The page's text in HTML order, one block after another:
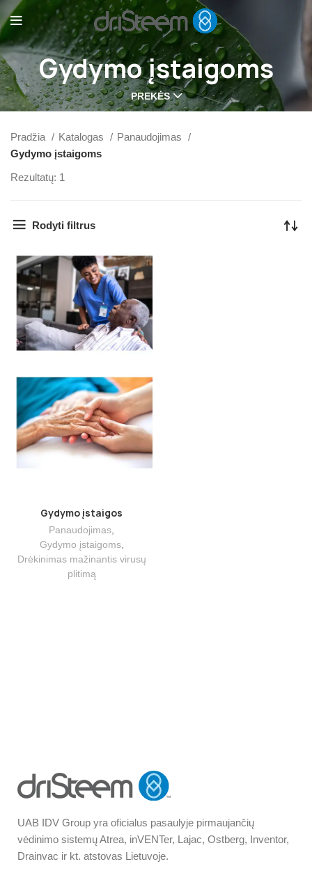
Gydymo įstaigoms
PREKĖS
Pradžia Katalogas
Panaudojimas
Gydymo įstaigoms
Rezultatų: 1
Rodyti filtrus
Gydymo įstaigos
Panaudojimas,
Gydymo įstaigoms,
Drėkinimas mažinantis virusų
plitimą
UAB IDV Group yra oficialus pasaulyje pirmaujančių
vėdinimo sistemų Atrea, inVENTer, Lajac, Ostberg, Inventor,
Drainvac ir kt. atstovas Lietuvoje.